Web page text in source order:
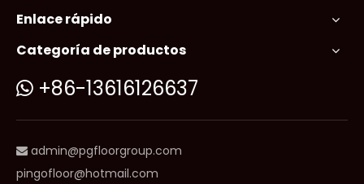
Enlace rápido
Categoría de productos
 +86-13616126637
 admin@pgfloorgroup.com
pingofloor@hotmail.com